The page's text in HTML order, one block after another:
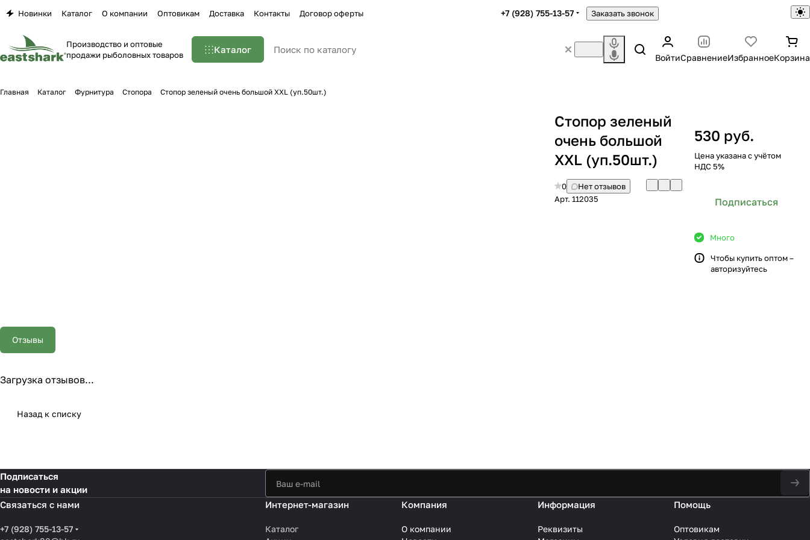
Новинки Каталог О компании Оптовикам Доставка Контакты Договор оферты +7 (928) 755-13-57 Заказать звонок
Производство и оптовые
продажи рыболовных товаров
Каталог
ВойтиСравнениеИзбранноеКорзина
Главная Каталог Фурнитура Стопора Стопор зеленый очень большой XXL (уп.50шт.)
Стопор зеленый
очень большой
XXL (уп.50шт.)
0
Нет отзывов
Арт. 112035
530 руб.
Цена указана с учётом
НДС 5%
Подписаться
Много
Чтобы купить оптом –
авторизуйтесь
Отзывы
Загрузка отзывов...
Назад к списку
Подписаться
на новости и акции
Связаться с нами
+7 (928) 755-13-57
Интернет-магазин
Каталог
Компания
О компании
Информация
Реквизиты
Помощь
Оптовикам